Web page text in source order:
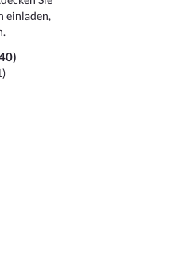
einladen,